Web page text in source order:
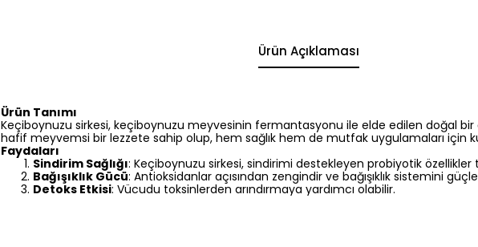
Ürün Açıklaması
Ürün Tanımı
Keçiboynuzu sirkesi, keçiboynuzu meyvesinin fermantasyonu ile elde edilen doğal bir
hafif meyvemsi bir lezzete sahip olup, hem sağlık hem de mutfak uygulamaları için
Faydaları
Sindirim Sağlığı: Keçiboynuzu sirkesi, sindirimi destekleyen probiyotik özellikler
Bağışıklık Gücü: Antioksidanlar açısından zengindir ve bağışıklık sistemini
Detoks Etkisi: Vücudu toksinlerden arındırmaya yardımcı olabilir.